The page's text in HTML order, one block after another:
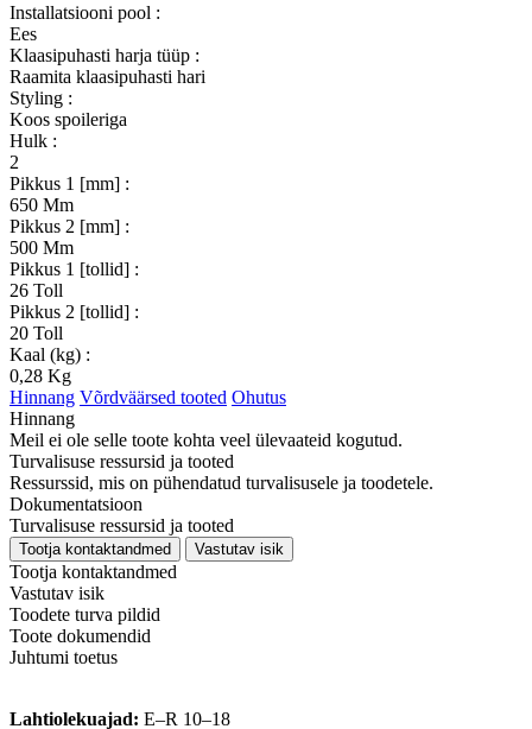
Installatsiooni pool :
Ees
Klaasipuhasti harja tüüp :
Raamita klaasipuhasti hari
Styling :
Koos spoileriga
Hulk :
2
Pikkus 1 [mm] :
650 Mm
Pikkus 2 [mm] :
500 Mm
Pikkus 1 [tollid] :
26 Toll
Pikkus 2 [tollid] :
20 Toll
Kaal (kg) :
0,28 Kg
Hinnang Võrdväärsed tooted Ohutus
Hinnang
Meil ei ole selle toote kohta veel ülevaateid kogutud.
Turvalisuse ressursid ja tooted
Ressurssid, mis on pühendatud turvalisusele ja toodetele.
Dokumentatsioon
Turvalisuse ressursid ja tooted
Tootja kontaktandmed Vastutav isik
Tootja kontaktandmed
Vastutav isik
Toodete turva pildid
Toote dokumendid
Juhtumi toetus
Lahtiolekuajad: E–R 10–18